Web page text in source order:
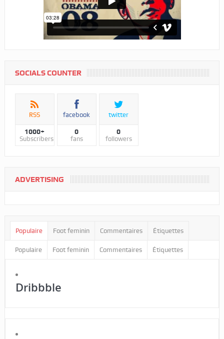
SOCIALS COUNTER
RSS
1000+
Subscribers
facebook
0
fans
twitter
0
followers
ADVERTISING
Populaire Foot feminin Commentaires Étiquettes
Populaire Foot feminin Commentaires Étiquettes
Dribbble